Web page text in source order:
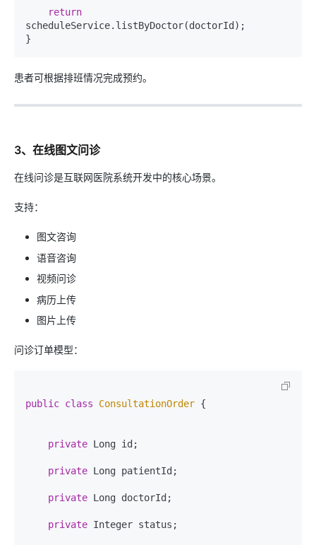
return
scheduleService.listByDoctor(doctorId);
患者可根据排班情况完成预约。
3、在线图文问诊
在线问诊是互联网医院系统开发中的核心场景。
支持：
图文咨询
语音咨询
视频问诊
病历上传
图片上传
问诊订单模型：
public class ConsultationOrder {
private Long id;
private Long patientId;
private Long doctorId;
private Integer status;